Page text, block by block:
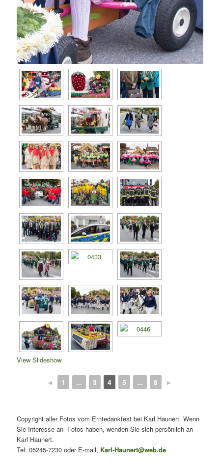
View Slideshow
◄ 1 ... 3 4 5 ... 8 ►
Copyright aller Fotos vom Erntedankfest bei Karl Haunert. Wenn
Sie Interesse an Fotos haben, wenden Sie sich persönlich an
Karl Haunert.
Tel: 05245-7230 oder E-mail, Karl-Haunert@web.de